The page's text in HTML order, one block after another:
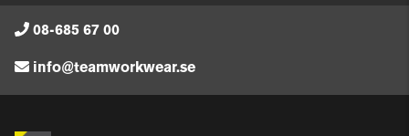
08-685 67 00
info@teamworkwear.se